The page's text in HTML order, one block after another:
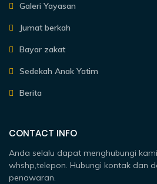
Galeri Yayasan
Jumat berkah
Bayar zakat
Sedekah Anak Yatim
Berita
CONTACT INFO
Anda selalu dapat menghubungi
whshp,telepon. Hubungi kontak dan
penawaran.